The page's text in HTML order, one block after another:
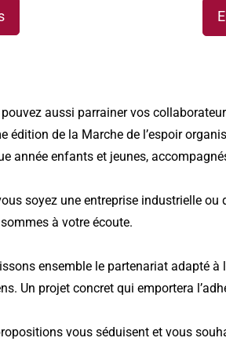
aussi parrainer vos
édition de la Marche de l’espoir
année enfants et jeunes,
soyez une entreprise industrielle
à votre écoute.
ensemble le partenariat adapté à
Un projet concret qui emportera
vous séduisent et vous